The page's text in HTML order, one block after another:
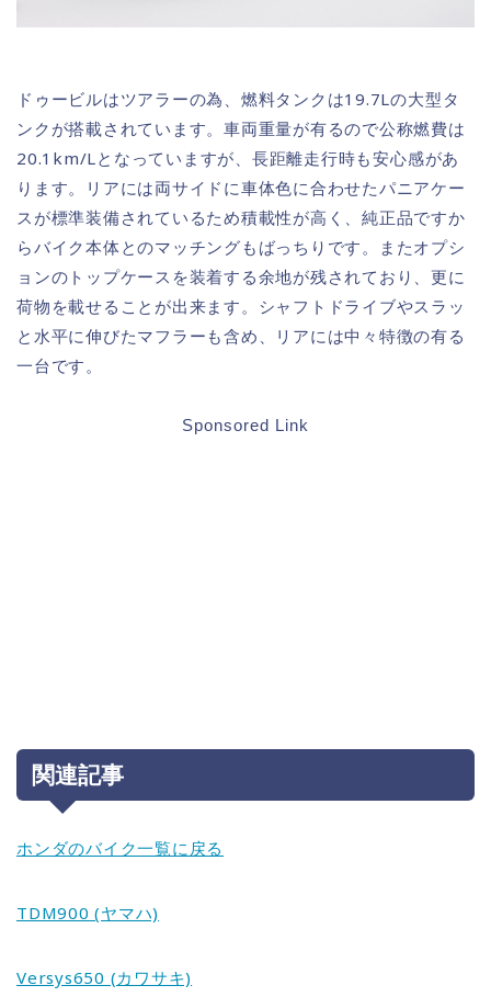
ドゥービルはツアラーの為、燃料タンクは19.7Lの大型タ
ンクが搭載されています。車両重量が有るので公称燃費は
20.1km/Lとなっていますが、長距離走行時も安心感があ
ります。リアには両サイドに車体色に合わせたパニアケー
スが標準装備されているため積載性が高く、純正品ですか
らバイク本体とのマッチングもばっちりです。またオプシ
ョンのトップケースを装着する余地が残されており、更に
荷物を載せることが出来ます。シャフトドライブやスラッ
と水平に伸びたマフラーも含め、リアには中々特徴の有る
一台です。
Sponsored Link
関連記事
ホンダのバイク一覧に戻る
TDM900 (ヤマハ)
Versys650 (カワサキ)